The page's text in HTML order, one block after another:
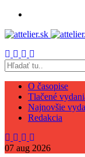
O časopise
Tlačené
Najnovšie
Redakcia
07 aug 2026